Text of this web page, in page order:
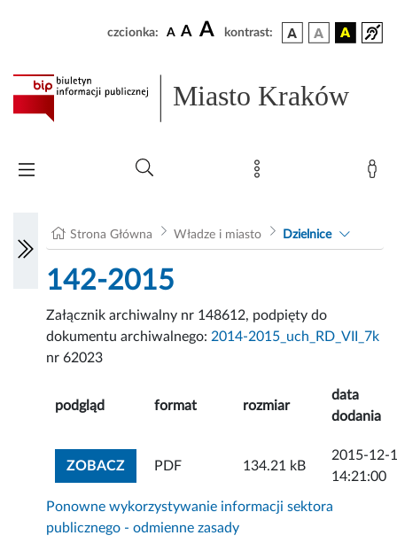
czcionka: A A A kontrast:
Miasto Kraków
Strona Główna Władze i miasto Dzielnice
142-2015
Załącznik archiwalny nr 148612, podpięty do
dokumentu archiwalnego: 2014-2015_uch_RD_VII_7k
nr 62023
podgląd format rozmiar
data
dodania
ZOBACZZOBACZ ZAŁĄCZNIK
PDF 134.21 kB
2015-12-
14:21:00
Ponowne wykorzystywanie informacji sektora
publicznego - odmienne zasady